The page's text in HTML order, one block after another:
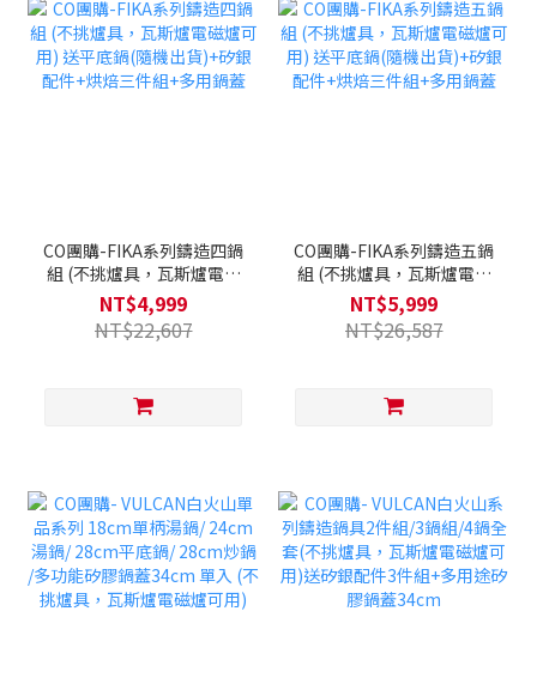
CO團購-FIKA系列鑄造四鍋
組 (不挑爐具，瓦斯爐電磁
爐可用) 送平底鍋(隨機出
貨)+矽銀配件+烘焙三件組
+多用鍋蓋
NT$4,999
NT$22,607
CO團購-FIKA系列鑄造五鍋
組 (不挑爐具，瓦斯爐電磁
爐可用) 送平底鍋(隨機出
貨)+矽銀配件+烘焙三件組
+多用鍋蓋
NT$5,999
NT$26,587